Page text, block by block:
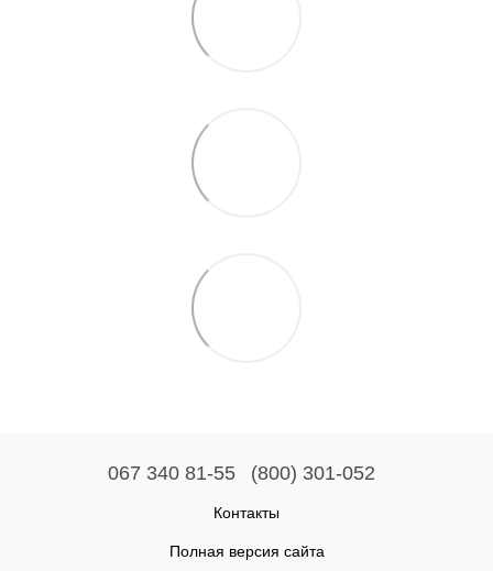
067 340 81-55 (800) 301-052
Контакты
Полная версия сайта